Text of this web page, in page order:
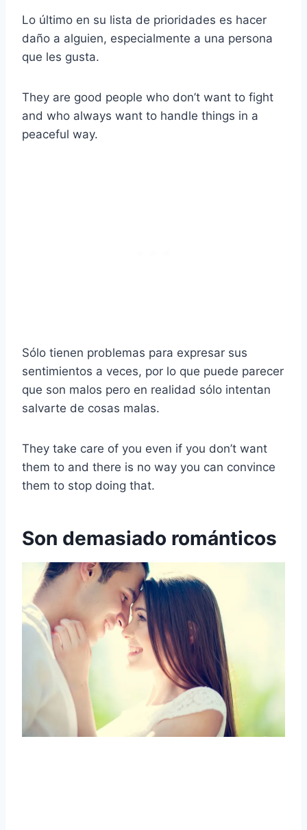
Lo último en su lista de prioridades es hacer
daño a alguien, especialmente a una persona
que les gusta.
They are good people who don’t want to fight
and who always want to handle things in a
peaceful way.
Sólo tienen problemas para expresar sus
sentimientos a veces, por lo que puede parecer
que son malos pero en realidad sólo intentan
salvarte de cosas malas.
They take care of you even if you don’t want
them to and there is no way you can convince
them to stop doing that.
Son demasiado románticos